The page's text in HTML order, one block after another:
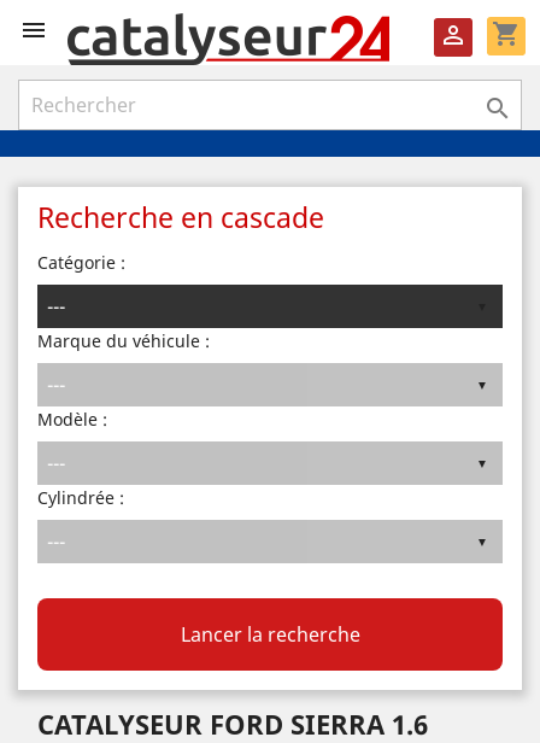
 shopping_cart


Recherche en cascade
Catégorie :
Marque du véhicule :
Modèle :
Cylindrée :
Lancer la recherche
CATALYSEUR FORD SIERRA 1.6